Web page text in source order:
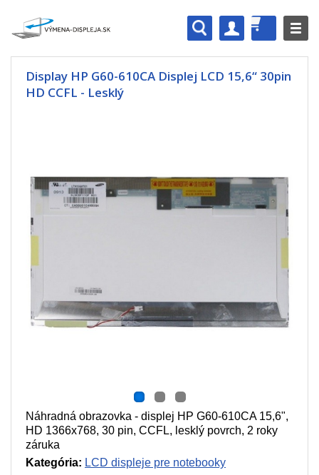
Display HP G60-610CA Displej LCD 15,6“ 30pin
HD CCFL - Lesklý
Náhradná obrazovka - displej HP G60-610CA 15,6",
HD 1366x768, 30 pin, CCFL, lesklý povrch, 2 roky
záruka
Kategória: LCD displeje pre notebooky